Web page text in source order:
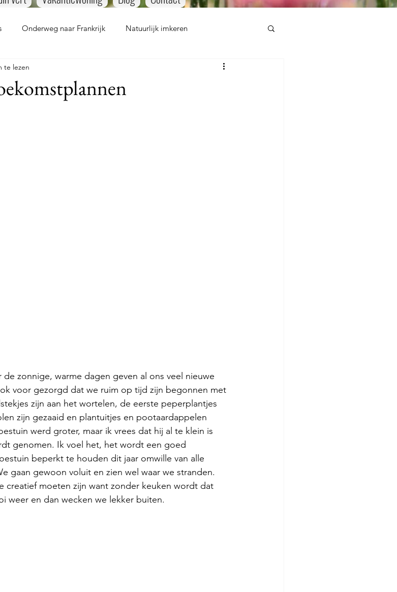
Onderweg naar Frankrijk Natuurlijk imkeren
te lezen
zonnige, warme dagen geven al ons veel nieuwe
voor gezorgd dat we ruim op tijd zijn begonnen met
zijn aan het wortelen, de eerste peperplantjes
zijn gezaaid en plantuitjes en pootaardappelen
werd groter, maar ik vrees dat hij al te klein is
genomen. Ik voel het, het wordt een goed
beperkt te houden dit jaar omwille van alle
gaan gewoon voluit en zien wel waar we stranden.
creatief moeten zijn want zonder keuken wordt dat
weer en dan wecken we lekker buiten.